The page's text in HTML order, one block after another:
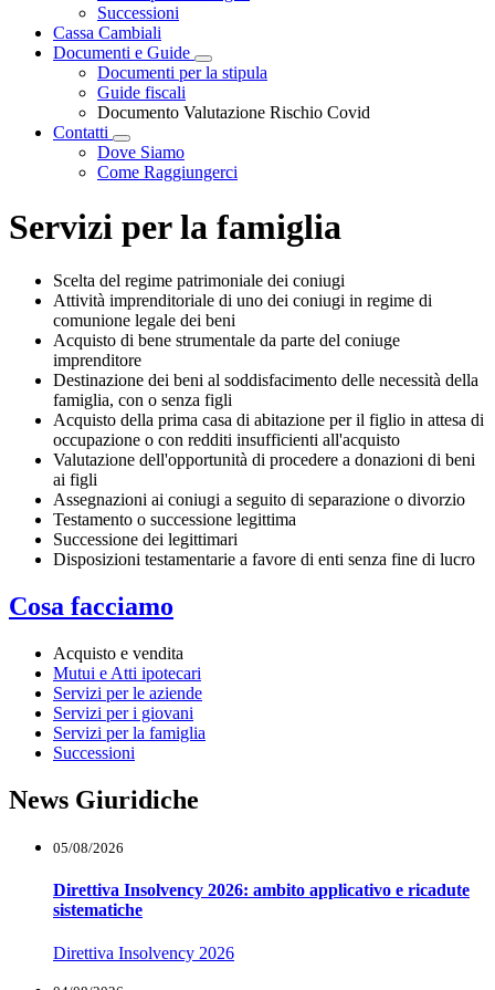
Successioni
Cassa Cambiali
Documenti e Guide
Visualizza menù di secondo livello
Documenti per la stipula
Guide fiscali
Documento Valutazione Rischio Covid
Contatti
Visualizza menù di secondo livello
Dove Siamo
Come Raggiungerci
Servizi per la famiglia
Scelta del regime patrimoniale dei coniugi
Attività imprenditoriale di uno dei coniugi in regime di
comunione legale dei beni
Acquisto di bene strumentale da parte del coniuge
imprenditore
Destinazione dei beni al soddisfacimento delle necessità della
famiglia, con o senza figli
Acquisto della prima casa di abitazione per il figlio in attesa di
occupazione o con redditi insufficienti all'acquisto
Valutazione dell'opportunità di procedere a donazioni di beni
ai figli
Assegnazioni ai coniugi a seguito di separazione o divorzio
Testamento o successione legittima
Successione dei legittimari
Disposizioni testamentarie a favore di enti senza fine di lucro
Cosa facciamo
Acquisto e vendita
Mutui e Atti ipotecari
Servizi per le aziende
Servizi per i giovani
Servizi per la famiglia
Successioni
News Giuridiche
05/08/2026
Direttiva Insolvency 2026: ambito applicativo e ricadute
sistematiche
Direttiva Insolvency 2026